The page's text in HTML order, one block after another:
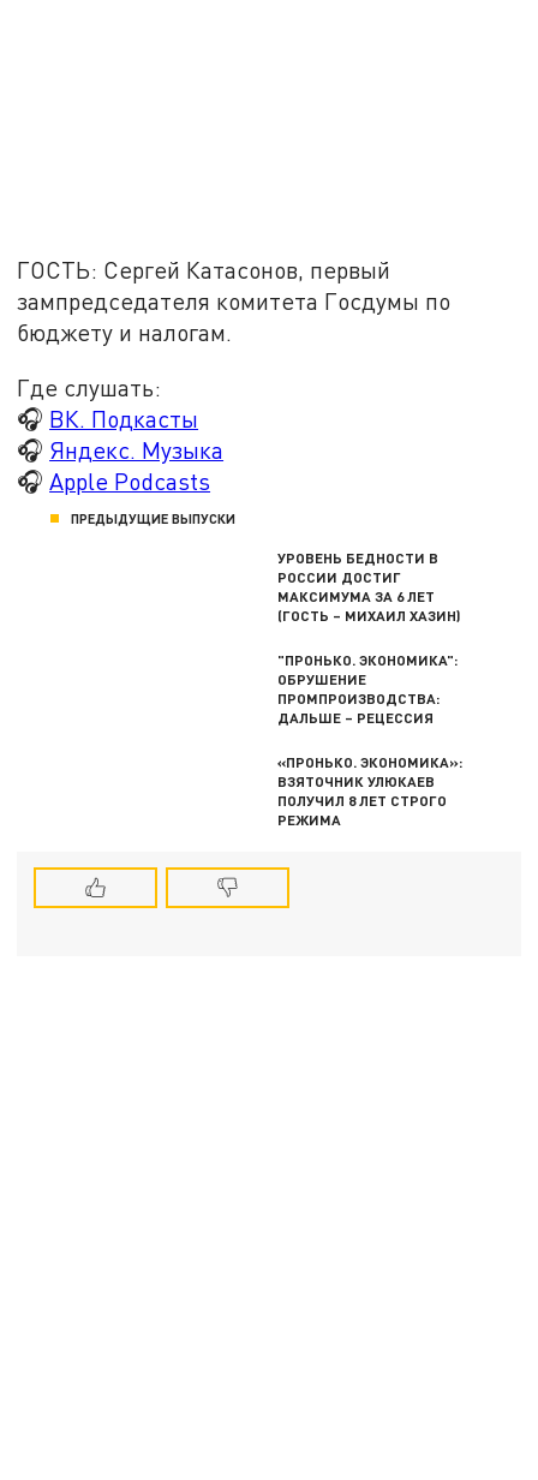
ГОСТЬ: Сергей Катасонов, первый
зампредседателя комитета Госдумы по
бюджету и налогам.
Где слушать:
🎧 ВК. Подкасты
🎧 Яндекс. Музыка
🎧Apple Podcasts
ПРЕДЫДУЩИЕ ВЫПУСКИ
УРОВЕНЬ БЕДНОСТИ В
РОССИИ ДОСТИГ
МАКСИМУМА ЗА 6 ЛЕТ
(ГОСТЬ – МИХАИЛ ХАЗИН)
"ПРОНЬКО. ЭКОНОМИКА":
ОБРУШЕНИЕ
ПРОМПРОИЗВОДСТВА:
ДАЛЬШЕ – РЕЦЕССИЯ
«ПРОНЬКО. ЭКОНОМИКА»:
ВЗЯТОЧНИК УЛЮКАЕВ
ПОЛУЧИЛ 8 ЛЕТ СТРОГО
РЕЖИМА